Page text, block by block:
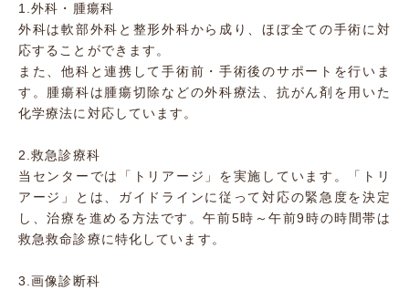
1.外科・腫瘍科
外科は軟部外科と整形外科から成り、ほぼ全ての手術に対
応することができます。
また、他科と連携して手術前・手術後のサポートを行いま
す。腫瘍科は腫瘍切除などの外科療法、抗がん剤を用いた
化学療法に対応しています。
2.救急診療科
当センターでは「トリアージ」を実施しています。「トリ
アージ」とは、ガイドラインに従って対応の緊急度を決定
し、治療を進める方法です。午前5時～午前9時の時間帯は
救急救命診療に特化しています。
3.画像診断科